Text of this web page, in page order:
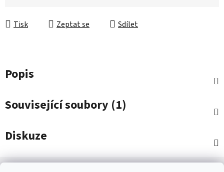
Tisk Zeptat se Sdílet
Popis
Související soubory (1)
Diskuze
Z